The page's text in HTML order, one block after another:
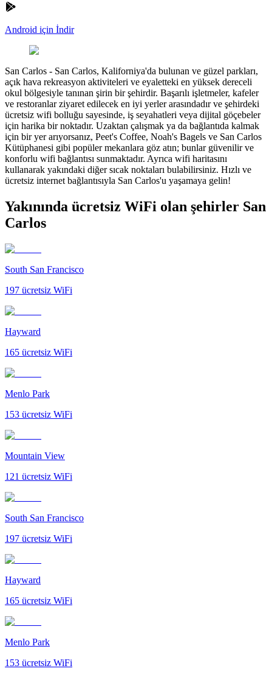
Android için İndir
San Carlos - San Carlos, Kaliforniya'da bulunan ve güzel parkları,
açık hava rekreasyon aktiviteleri ve eyaletteki en yüksek dereceli
okul bölgesiyle tanınan şirin bir şehirdir. Başarılı işletmeler, kafeler
ve restoranlar ziyaret edilecek en iyi yerler arasındadır ve şehirdeki
ücretsiz wifi bolluğu sayesinde, iş seyahatleri veya dijital göçebeler
için harika bir noktadır. Uzaktan çalışmak ya da bağlantıda kalmak
için bir yer arıyorsanız, Peet's Coffee, Noah's Bagels ve San Carlos
Kütüphanesi gibi popüler mekanlara göz atın; bunlar güvenilir ve
konforlu wifi bağlantısı sunmaktadır. Ayrıca wifi haritasını
kullanarak yakındaki diğer sıcak noktaları bulabilirsiniz. Hızlı ve
ücretsiz internet bağlantısıyla San Carlos'u yaşamaya gelin!
Yakınında ücretsiz WiFi olan şehirler San
Carlos
South San Francisco
197 ücretsiz WiFi
Hayward
165 ücretsiz WiFi
Menlo Park
153 ücretsiz WiFi
Mountain View
121 ücretsiz WiFi
South San Francisco
197 ücretsiz WiFi
Hayward
165 ücretsiz WiFi
Menlo Park
153 ücretsiz WiFi